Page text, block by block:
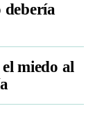
debería
miedo al